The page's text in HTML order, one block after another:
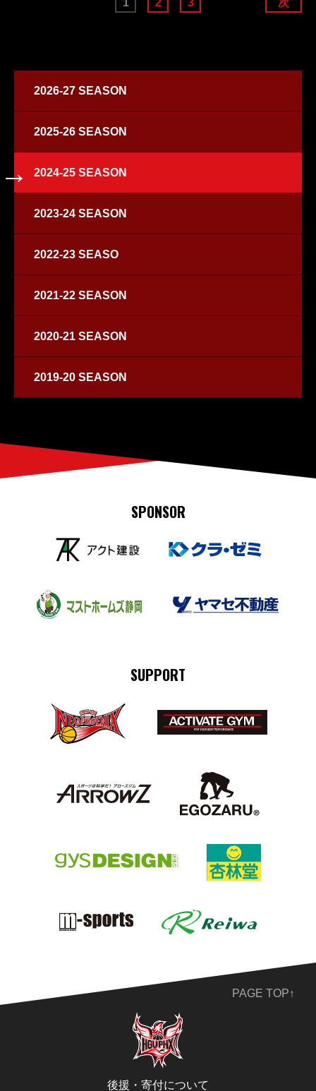
1 2 3 次
2026-27 SEASON
2025-26 SEASON
2024-25 SEASON
2023-24 SEASON
2022-23 SEASO
2021-22 SEASON
2020-21 SEASON
2019-20 SEASON
SPONSOR
SUPPORT
後援・寄付について
PAGE TOP↑